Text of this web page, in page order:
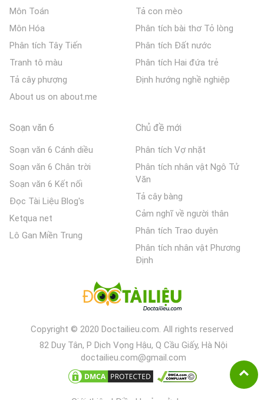
Môn Toán
Môn Hóa
Phân tích Tây Tiến
Tranh tô màu
Tả cây phượng
About us on about.me
Tả con mèo
Phân tích bài thơ Tỏ lòng
Phân tích Đất nước
Phân tích Hai đứa trẻ
Định hướng nghề nghiệp
Soạn văn 6
Soạn văn 6 Cánh diều
Soạn văn 6 Chân trời
Soạn văn 6 Kết nối
Đọc Tài Liệu Blog's
Ketqua net
Lô Gan Miền Trung
Chủ đề mới
Phân tích Vợ nhặt
Phân tích nhân vật Ngô Tử
Văn
Tả cây bàng
Cảm nghĩ về người thân
Phân tích Trao duyên
Phân tích nhân vật Phương
Định
Copyright © 2020 Doctailieu.com. All rights reserved
82 Duy Tân, P Dịch Vọng Hậu, Q Cầu Giấy, Hà Nội
doctailieu.com@gmail.com